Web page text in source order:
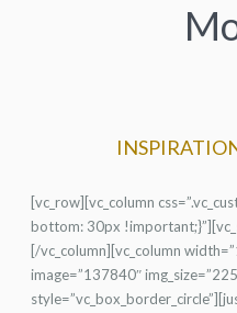
[vc_row][vc_column
bottom: 30px
[/vc_column][vc_column
image=”137840″